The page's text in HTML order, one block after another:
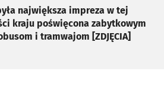
największa impreza w tej
kraju poświęcona zabytkowym
i tramwajom [ZDJĘCIA]